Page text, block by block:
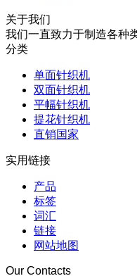
关于我们
我们一直致力于制造各种
分类
单面针织机
双面针织机
平幅针织机
提花针织机
直销国家
实用链接
产品
标签
词汇
链接
网站地图
Our Contacts